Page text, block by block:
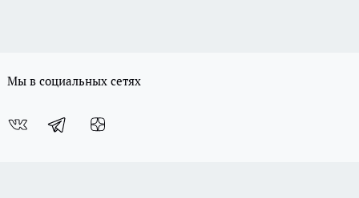
Мы в социальных сетях